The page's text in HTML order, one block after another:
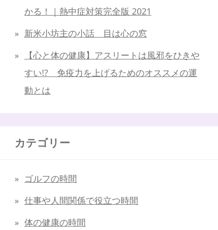
かる！｜熱中症対策完全版 2021
新米小坊主の小話 目は心の窓
【心と体の健康】アスリートは風邪をひきや
すい!? 免疫力を上げるためのオススメの運
動とは
カテゴリー
ゴルフの時間
仕事や人間関係で役立つ時間
体の健康の時間